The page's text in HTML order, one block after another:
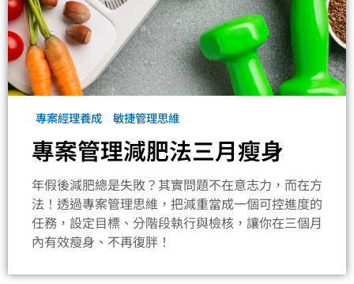
專案經理養成 敏捷管理思維
專案管理減肥法三月瘦身
年假後減肥總是失敗？其實問題不在意志力，而在方
法！透過專案管理思維，把減重當成一個可控進度的
任務，設定目標、分階段執行與檢核，讓你在三個月
內有效瘦身、不再復胖！